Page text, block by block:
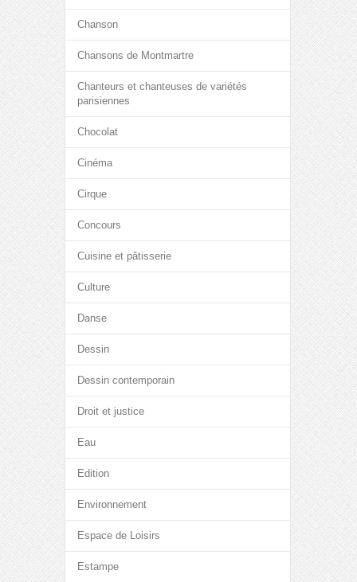
Chanson
Chansons de Montmartre
Chanteurs et chanteuses de variétés
parisiennes
Chocolat
Cinéma
Cirque
Concours
Cuisine et pâtisserie
Culture
Danse
Dessin
Dessin contemporain
Droit et justice
Eau
Edition
Environnement
Espace de Loisirs
Estampe